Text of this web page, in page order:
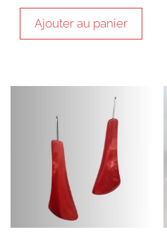
Ajouter au panier